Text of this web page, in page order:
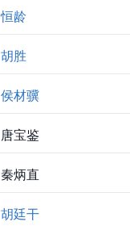
恒龄
胡胜
侯材骥
唐宝鉴
秦炳直
胡廷干